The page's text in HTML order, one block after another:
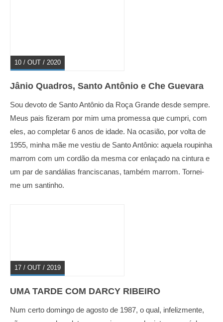
10 / OUT / 2020
Jânio Quadros, Santo Antônio e Che Guevara
Sou devoto de Santo Antônio da Roça Grande desde sempre.
Meus pais fizeram por mim uma promessa que cumpri, com
eles, ao completar 6 anos de idade. Na ocasião, por volta de
1955, minha mãe me vestiu de Santo Antônio: aquela roupinha
marrom com um cordão da mesma cor enlaçado na cintura e
um par de sandálias franciscanas, também marrom. Tornei-
me um santinho.
17 / OUT / 2019
UMA TARDE COM DARCY RIBEIRO
Num certo domingo de agosto de 1987, o qual, infelizmente,